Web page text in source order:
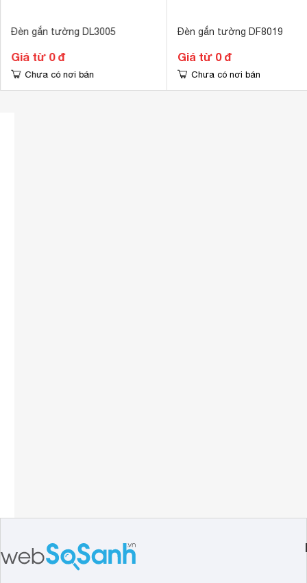
Đèn gắn tường DL3005
Giá từ 0 đ
Chưa có nơi bán
Đèn gắn tường DF8019
Giá từ 0 đ
Chưa có nơi bán